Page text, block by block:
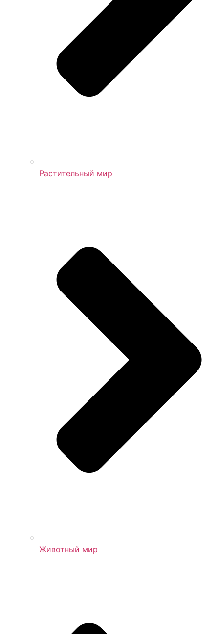
Растительный мир
Животный мир